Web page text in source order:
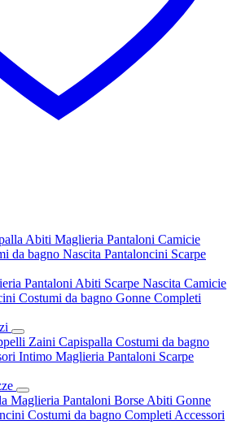
Abiti Maglieria Pantaloni Camicie
da bagno Nascita Pantaloncini Scarpe
Pantaloni Abiti Scarpe Nascita Camicie
Costumi da bagno Gonne Completi
Zaini Capispalla Costumi da bagno
Intimo Maglieria Pantaloni Scarpe
Maglieria Pantaloni Borse Abiti Gonne
Costumi da bagno Completi Accessori